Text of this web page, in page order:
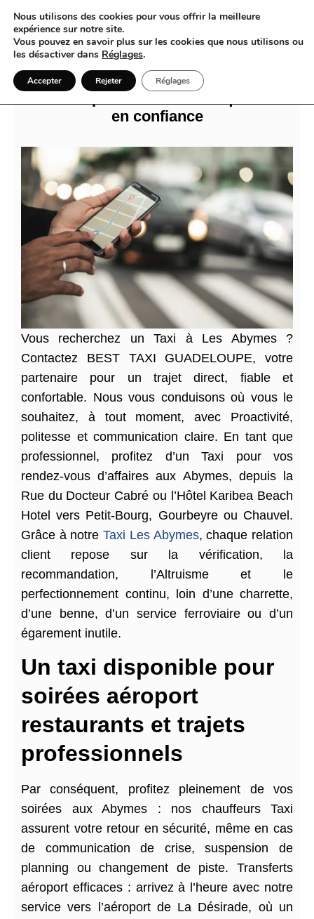
Taxi Les Abymes quand Best Taxi
en confiance
Vous recherchez un Taxi à Les Abymes ?
Contactez BEST TAXI GUADELOUPE, votre
partenaire pour un trajet direct, fiable et
confortable. Nous vous conduisons où vous le
souhaitez, à tout moment, avec Proactivité,
politesse et communication claire. En tant que
professionnel, profitez d’un Taxi pour vos
rendez-vous d’affaires aux Abymes, depuis la
Rue du Docteur Cabré ou l’Hôtel Karibea Beach
Hotel vers Petit-Bourg, Gourbeyre ou Chauvel.
Grâce à notreTaxi Les Abymes, chaque relation
client repose sur la vérification, la
recommandation, l’Altruisme et le
perfectionnement continu, loin d’une charrette,
d’une benne, d’un service ferroviaire ou d’un
égarement inutile.
Un taxi disponible pour
soirées aéroport
restaurants et trajets
professionnels
Par conséquent, profitez pleinement de vos
soirées aux Abymes : nos chauffeurs Taxi
assurent votre retour en sécurité, même en cas
de communication de crise, suspension de
planning ou changement de piste. Transferts
aéroport efficaces : arrivez à l’heure avec notre
service vers l’aéroport de La Désirade, où un
Nous utilisons des cookies pour vous offrir la meilleure
expérience sur notre site.
Vous pouvez en savoir plus sur les cookies que nous utilisons ou
les désactiver dans Réglages.
Accepter Rejeter Réglages